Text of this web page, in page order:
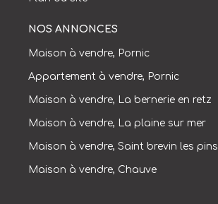
NOS ANNONCES
Maison à vendre, Pornic
Appartement à vendre, Pornic
Maison à vendre, La bernerie en retz
Maison à vendre, La plaine sur mer
Maison à vendre, Saint brevin les pins
Maison à vendre, Chauve